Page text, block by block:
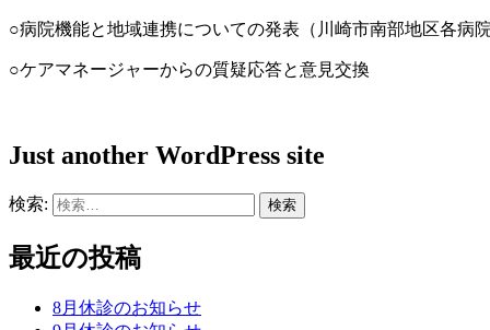
○病院機能と地域連携についての発表（川崎市南部地区各病
○ケアマネージャーからの質疑応答と意見交換
Just another WordPress site
検索:
最近の投稿
8月休診のお知らせ